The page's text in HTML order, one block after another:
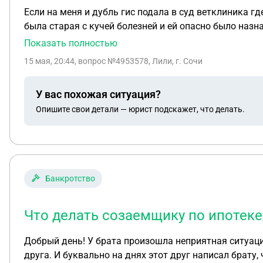
Если на меня и дубль гис подала в суд ветклиника
была старая с кучей болезней и ей опасно было
Показать полностью
15 мая, 20:44, вопрос №4953578, Лили, г. Сочи
У вас похожая ситуация?
Опишите свои детали — юрист подскажет, что делать.
Банкротство
Что делать созаемщику по
Добрый день! У брата произошла неприятная
друга. И буквально на днях этот друг написал